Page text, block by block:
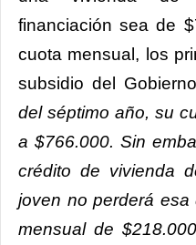
financiación sea de
cuota mensual, los
subsidio del
del séptimo año, su
a $766.000. Sin
crédito de vivienda
joven no perderá
mensual de